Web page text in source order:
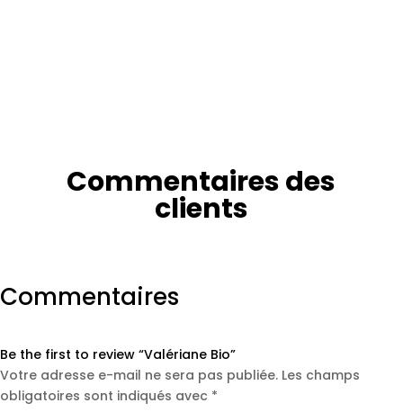
Commentaires des
clients
Commentaires
Be the first to review “Valériane Bio”
Votre adresse e-mail ne sera pas publiée. Les champs
obligatoires sont indiqués avec *